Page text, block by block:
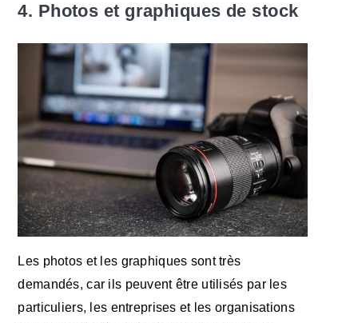
4. Photos et graphiques de stock
Les photos et les graphiques sont très
demandés, car ils peuvent être utilisés par les
particuliers, les entreprises et les organisations